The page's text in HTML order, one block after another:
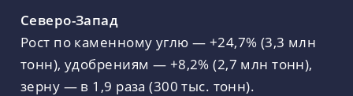
Северо-Запад
Рост по каменному углю — +24,7% (3,3 млн
тонн), удобрениям — +8,2% (2,7 млн тонн),
зерну — в 1,9 раза (300 тыс. тонн).